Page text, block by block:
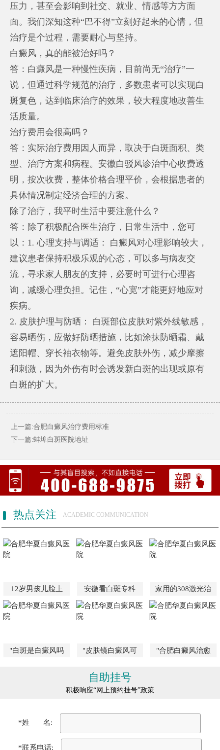
压力，甚至会影响到社交、就业、情感等方方面
面。我们深知这种“巴不得”立刻好起来的心情，但
治疗是个过程，需要耐心与坚持。
白癜风，真的能被治好吗？
答：白癜风是一种慢性疾病，目前尚无“治疗”一
说，但通过科学规范的治疗，多数患者可以实现白
斑复色，达到临床治疗的效果，较大程度地改善生
活质量。
治疗费用会很高吗？
答：实际治疗费用因人而异，取决于白斑面积、类
型、治疗方案和病程。安徽白驳风诊治中心收费透
明，按次收费，整体价格合理平价，会根据患者的
具体情况制定经济合理的方案。
除了治疗，我平时生活中要注意什么？
答：除了积极配合医生治疗，日常生活中，您可
以：1. 心理支持与调适： 白癜风对心理影响较大，
建议患者保持积极乐观的心态，可以多与病友交
流，寻求家人朋友的支持，必要时可进行心理咨
询，减缓心理负担。记住，“心宽”才能更好地应对
疾病。
2. 皮肤护理与防晒： 白斑部位皮肤对紫外线敏感，
容易晒伤，应做好防晒措施，比如涂抹防晒霜、戴
遮阳帽、穿长袖衣物等。避免皮肤外伤，减少摩擦
和刺激，因为外伤有时会诱发新白斑的出现或原有
白斑的扩大。
上一篇:合肥白癜风治疗费用标准
下一篇:蚌埠白斑医院地址
热点关注 ACADEMIC COMMUNICATION
12岁男孩儿脸上 安徽看白斑专科 家用的308激光治
"白斑是白癜风吗 "皮肤镜白癜风可 "合肥白癜风治愈
自助挂号
积极响应“网上预约挂号”政策
*姓 名:
*联系电话: